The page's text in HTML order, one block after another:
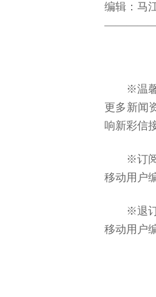
编辑：马
※温
更多新闻
响新彩信
※订
移动用户
※退
移动用户